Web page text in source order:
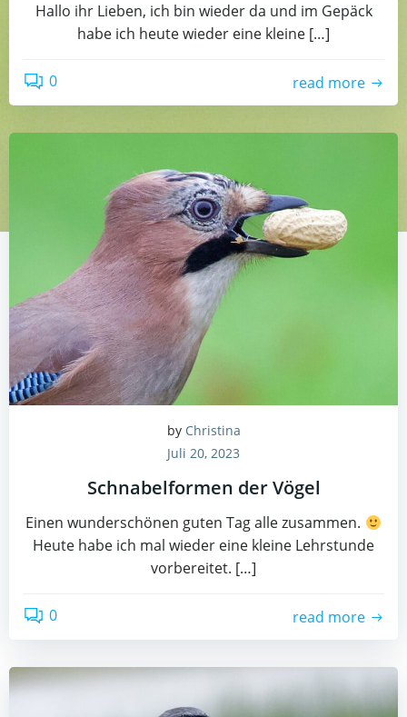
Hallo ihr Lieben, ich bin wieder da und im Gepäck
habe ich heute wieder eine kleine […]
0 read more
by Christina
Juli 20, 2023
Schnabelformen der Vögel
Einen wunderschönen guten Tag alle zusammen.
Heute habe ich mal wieder eine kleine Lehrstunde
vorbereitet. […]
0 read more